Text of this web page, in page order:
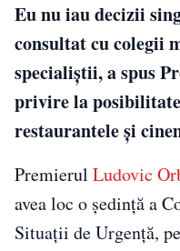
Eu nu iau decizii
consultat cu colegii
specialiştii, a spus
privire la
restaurantele și
Premierul Ludovic
avea loc o şedinţă a
Situaţii de Urgenţă,